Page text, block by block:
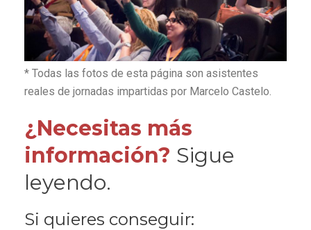
* Todas las fotos de esta página son asistentes
reales de jornadas impartidas por Marcelo Castelo.
¿Necesitas más
información? Sigue
leyendo.
Si quieres conseguir: